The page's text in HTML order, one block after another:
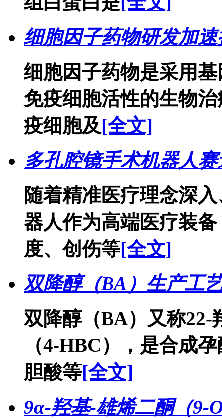
细胞因子药物研发加
细胞因子药物是采用
免疫细胞活性的生物
疫细胞及[全文]
多孔腔镜手术机器人
随着精准医疗理念深
器人作为高端医疗装
度、创伤等[全文]
双降醇（BA）生产工
双降醇（BA）又称22-
（4-HBC），是合成
胆酸等[全文]
9α-羟基-雄烯二酮（9-